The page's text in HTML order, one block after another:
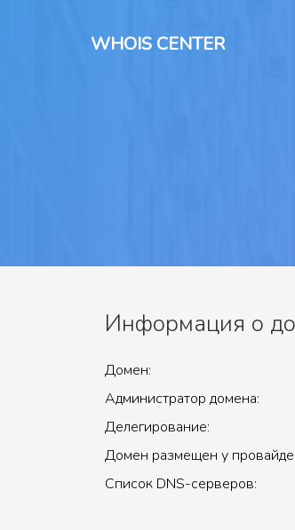
WHOIS CENTER
Информация о
Домен:
Администратор домена:
Делегирование:
Домен размещен у
Список DNS-серверов: